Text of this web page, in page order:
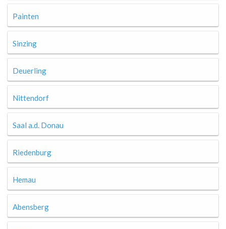
Painten
Sinzing
Deuerling
Nittendorf
Saal a.d. Donau
Riedenburg
Hemau
Abensberg